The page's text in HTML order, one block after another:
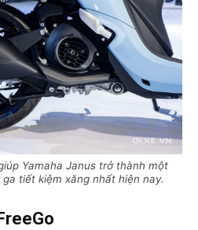
Yamaha Janus trở thành một
tiết kiệm xăng nhất hiện nay.